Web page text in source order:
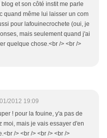
et son côté instit me parle
quand même lui laisser un com
pour lafouinecrochete (oui, je
mais seulement quand j'ai
quelque chose.<br /> <br />
2012 19:09
! pour la fouine, y'a pas de
moi, mais je vais essayer d'en
/> <br /> <br /> <br />